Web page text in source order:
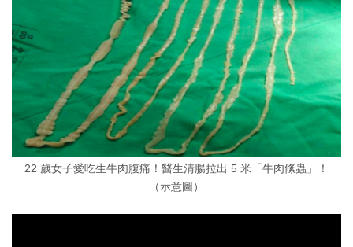
22 歲女子愛吃生牛肉腹痛！醫生清腸拉出 5 米「牛肉絛蟲」！
（示意圖）